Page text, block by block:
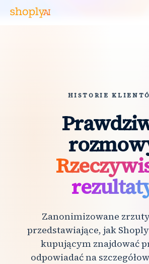
HISTORIE
Zanonimizowane
przedstawiające, jak
kupującym znajdować
odpowiadać na